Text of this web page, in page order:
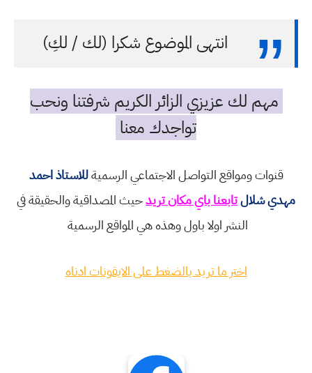
انتهى الموضوع شكرا (لك / لكِ)
مهم لك عزيزي الزائر الكريم شرفتنا ونحب
تواجدك معنا
قنوات ومواقع التواصل الاجتماعي الرسميةللاستاذ احمد
مهدي شلالتابعنا باي مكان تريدحيث المصداقية والحقيقة في
النشر اولا باول وهذه هي المواقع الرسمية
اختر ما تريد بالضغط على الايقونات ادناه